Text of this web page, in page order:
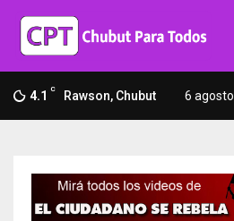
4.1 C Rawson, Chubut 6